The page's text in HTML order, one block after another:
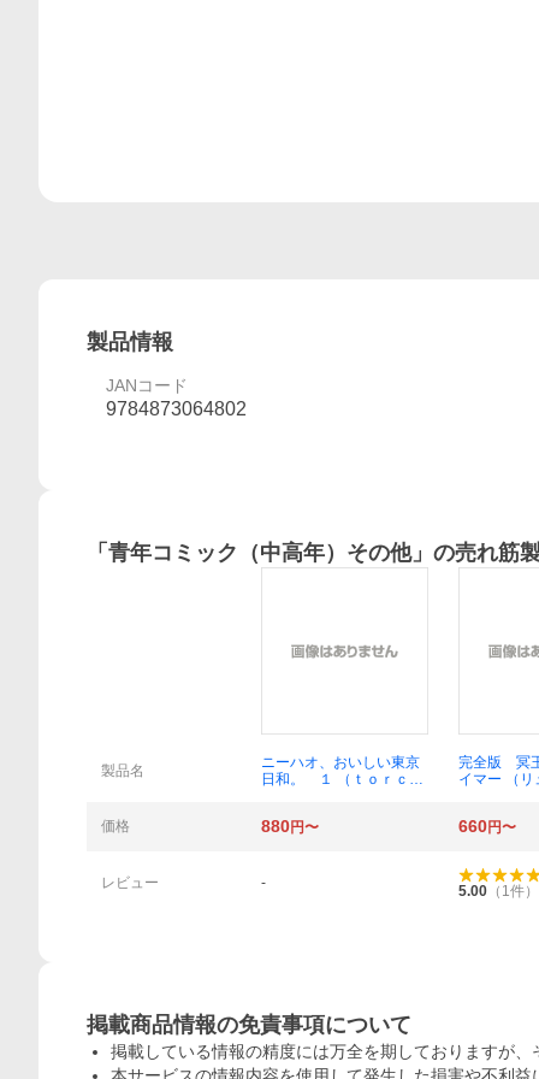
製品情報
JANコード
9784873064802
「 青年コミック（中高年）その他」の売れ筋
製品名
ニーハオ、おいしい東京
日和。 １ （ｔｏｒｃ
完全版 冥
イマー （
価格 880円〜 660円〜
レビュー - 5.00 （ 1件）
掲載商品情報の免責事項について
掲載している情報の精度には万全を期しておりますが